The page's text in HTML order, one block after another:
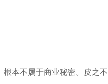
根本不属于商业秘密。皮之不